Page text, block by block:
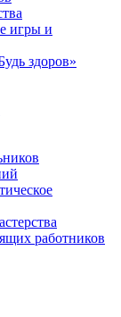
игры и
здоров»
работников